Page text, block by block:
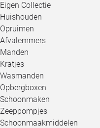
Eigen Collectie
Huishouden
Opruimen
Afvalemmers
Manden
Kratjes
Wasmanden
Opbergboxen
Schoonmaken
Zeeppompjes
Schoonmaakmiddelen